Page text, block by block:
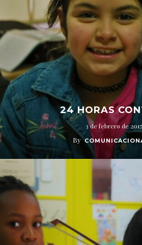
24 HORAS
3 de febrero de 2017
By